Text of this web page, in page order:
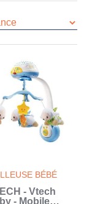
BÉBÉ
- Vtech
- Mobile